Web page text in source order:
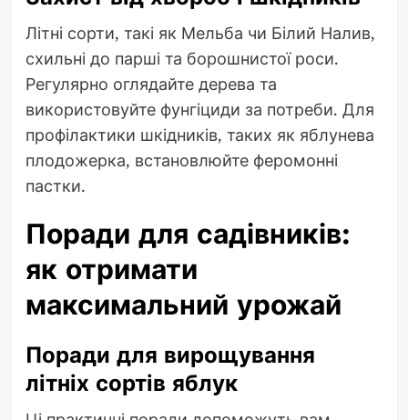
Літні сорти, такі як Мельба чи Білий Налив,
схильні до парші та борошнистої роси.
Регулярно оглядайте дерева та
використовуйте фунгіциди за потреби. Для
профілактики шкідників, таких як яблунева
плодожерка, встановлюйте феромонні
пастки.
Поради для садівників:
як отримати
максимальний урожай
Поради для вирощування
літніх сортів яблук